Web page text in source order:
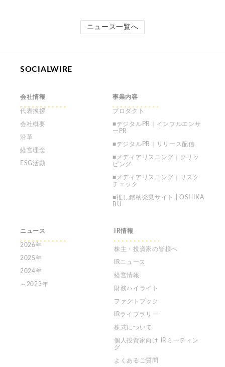
ニュース一覧へ
SOCIALWIRE
会社情報
代表挨拶
会社概要
沿革
経営理念
ESG活動
事業内容
プロダクト
■デジタルPR｜インフルエンサ
ーPR
■デジタルPR｜リリース配信
■メディアリスニング｜クリッ
ピング
■メディアリスニング｜リスク
チェック
■推し銘柄発見サイト | OSHIKA
BU
ニュース
2026年
2025年
2024年
～2023年
IR情報
株主・投資家の皆様へ
IRニュース
経営情報
財務ハイライト
ファクトブック
IRライブラリー
株式について
個人投資家向け
IRミーティン
グ
よくあるご質問